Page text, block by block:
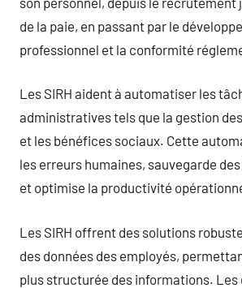
de la paie, en passant par le
professionnel et la conformité
Les SIRH aident à automatiser les
administratives tels que la gestion
et les bénéfices sociaux. Cette
les erreurs humaines, sauvegarde
et optimise la productivité
Les SIRH offrent des solutions
des données des employés,
plus structurée des informations. Les